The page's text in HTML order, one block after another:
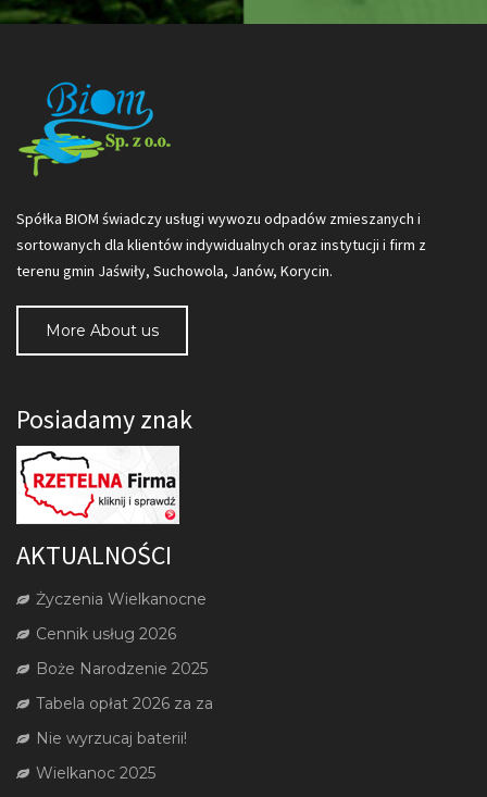
Spółka BIOM świadczy usługi wywozu odpadów zmieszanych i
sortowanych dla klientów indywidualnych oraz instytucji i firm z
terenu gmin Jaświły, Suchowola, Janów, Korycin.
More About us
Posiadamy znak
AKTUALNOŚCI
Życzenia Wielkanocne
Cennik usług 2026
Boże Narodzenie 2025
Tabela opłat 2026 za za
Nie wyrzucaj baterii!
Wielkanoc 2025